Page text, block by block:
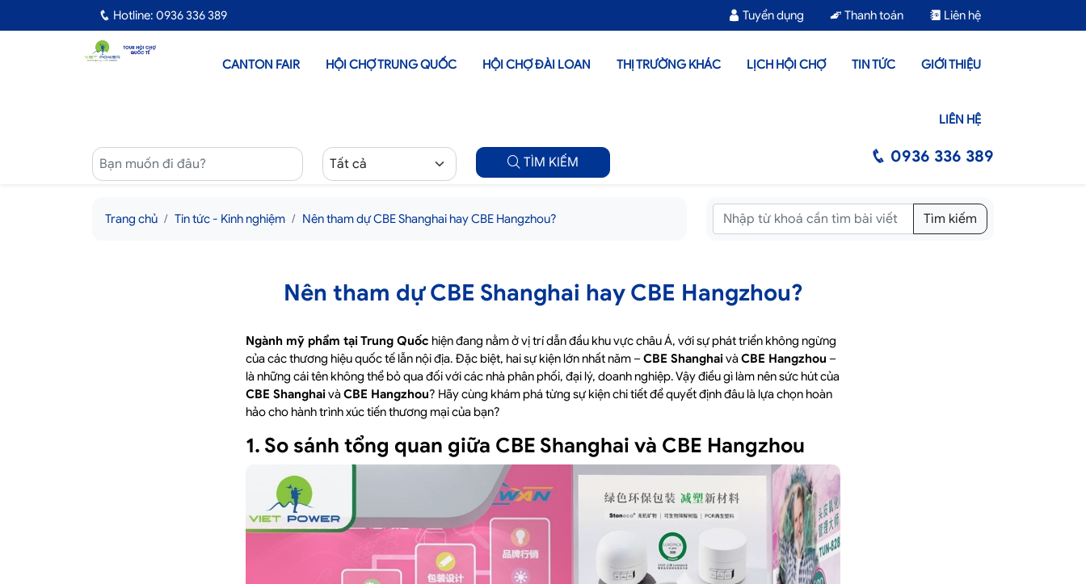
Hotline: 0936 336 389 Tuyển dụng Thanh toán Liên hệ
CANTON FAIR HỘI CHỢ TRUNG QUỐC HỘI CHỢ ĐÀI LOAN THỊ TRƯỜNG KHÁC LỊCH HỘI CHỢ TIN TỨC GIỚI THIỆU
LIÊN HỆ
TÌM KIẾM 0936 336 389
Trang chủ Tin tức - Kinh nghiệm Nên tham dự CBE Shanghai hay CBE Hangzhou? Tìm kiếm
Nên tham dự CBE Shanghai hay CBE Hangzhou?
Ngành mỹ phẩm tại Trung Quốc hiện đang nằm ở vị trí dẫn đầu khu vực châu Á, với sự phát triển không ngừng
của các thương hiệu quốc tế lẫn nội địa. Đặc biệt, hai sự kiện lớn nhất năm – CBE ShanghaivàCBE Hangzhou –
là những cái tên không thể bỏ qua đối với các nhà phân phối, đại lý, doanh nghiệp. Vậy điều gì làm nên sức hút của
CBE ShanghaivàCBE Hangzhou? Hãy cùng khám phá từng sự kiện chi tiết để quyết định đâu là lựa chọn hoàn
hảo cho hành trình xúc tiến thương mại của bạn?
1. So sánh tổng quan giữa CBE Shanghai và CBE Hangzhou